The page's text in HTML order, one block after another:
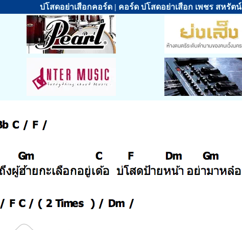
บ่โสดอย่าเสือกคอร์ด | คอร์ด บ่โสดอย่าเสือก เพชร สหรัตน์